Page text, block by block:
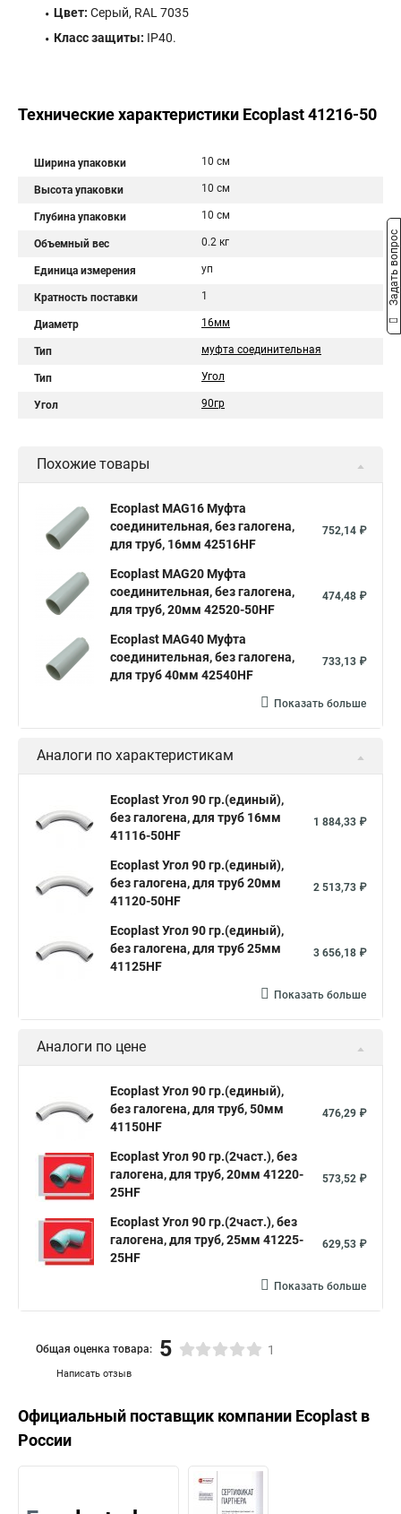
Цвет: Серый, RAL 7035
Класс защиты: IP40.
Технические характеристики Ecoplast 41216-50
Ширина упаковки 10 см
Высота упаковки 10 см
Глубина упаковки 10 см
Объемный вес 0.2 кг
Единица измерения уп
Кратность поставки 1
Диаметр 16мм
Тип муфта соединительная
Тип Угол
Угол 90гр
Похожие товары
Ecoplast MAG16 Муфта
соединительная, без галогена,
для труб, 16мм 42516HF
752,14 ₽
Ecoplast MAG20 Муфта
соединительная, без галогена,
для труб, 20мм 42520-50HF
474,48 ₽
Ecoplast MAG40 Муфта
соединительная, без галогена,
для труб 40мм 42540HF
733,13 ₽
Показать больше
Аналоги по характеристикам
Ecoplast Угол 90 гр.(единый),
без галогена, для труб 16мм
41116-50HF
1 884,33 ₽
Ecoplast Угол 90 гр.(единый),
без галогена, для труб 20мм
41120-50HF
2 513,73 ₽
Ecoplast Угол 90 гр.(единый),
без галогена, для труб 25мм
41125HF
3 656,18 ₽
Показать больше
Аналоги по цене
Ecoplast Угол 90 гр.(единый),
без галогена, для труб, 50мм
41150HF
476,29 ₽
Ecoplast Угол 90 гр.(2част.), без
галогена, для труб, 20мм 41220-
25HF
573,52 ₽
Ecoplast Угол 90 гр.(2част.), без
галогена, для труб, 25мм 41225-
25HF
629,53 ₽
Показать больше
Написать отзыв
Общая оценка товара: 5 1
Официальный поставщик компании Ecoplast в
России
Задать вопрос